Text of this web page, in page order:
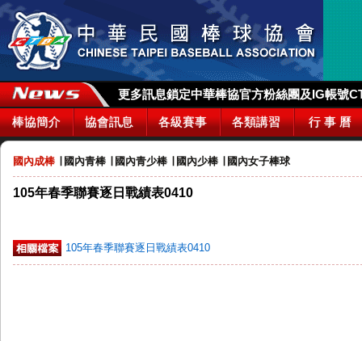
更多訊息鎖定中華棒協官方粉絲團及IG帳號
棒協簡介 協會訊息 各級賽事 各類講習 行 事 曆
國內成棒 國內青棒 國內青少棒 國內少棒 國內女子棒球
105年春季聯賽逐日戰績表0410
105年春季聯賽逐日戰績表0410